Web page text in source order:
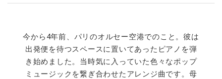
今から4年前、パリのオルセー空港でのこと。彼は
出発便を待つスペースに置いてあったピアノを弾
き始めました。当時気に入っていた色々なポップ
ミュージックを繋ぎ合わせたアレンジ曲です。母